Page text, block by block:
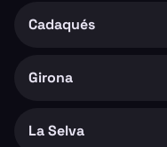
Cadaqués
Girona
La Selva